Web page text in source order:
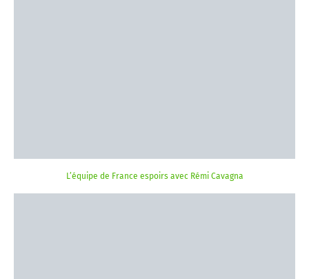
L’équipe de France espoirs avec Rémi Cavagna